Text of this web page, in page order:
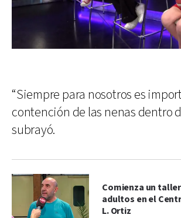
“Siempre para nosotros es
contención de las nenas dentro
subrayó.
Comienza un
adultos en el
L. Ortiz